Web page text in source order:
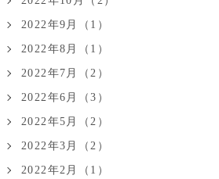
2022年9月（1）
2022年8月（1）
2022年7月（2）
2022年6月（3）
2022年5月（2）
2022年3月（2）
2022年2月（1）